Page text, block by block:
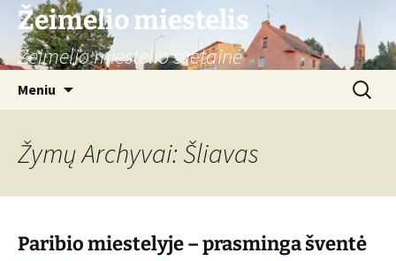
Žeimelio miestelis
Žeimelio miestelio svetainė
Meniu Ieškoti:
Žymų Archyvai: Šliavas
Paribio miestelyje – prasminga šventė